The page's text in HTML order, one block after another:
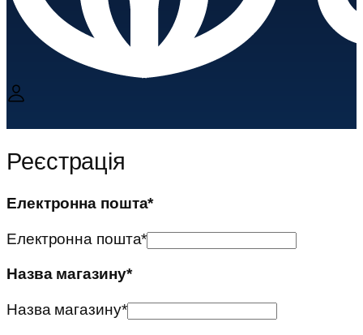
Реєстрація
Електронна пошта*
Електронна пошта*
Назва магазину*
Назва магазину*